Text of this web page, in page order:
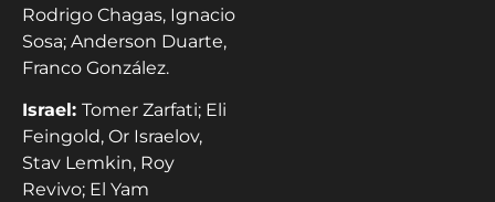
Rodrigo Chagas, Ignacio
Sosa; Anderson Duarte,
Franco González.
Israel: Tomer Zarfati; Eli
Feingold, Or Israelov,
Stav Lemkin, Roy
Revivo; El Yam